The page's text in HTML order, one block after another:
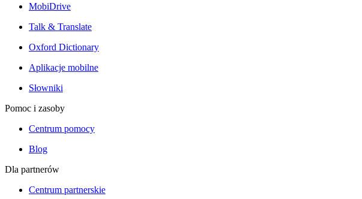
MobiDrive
Talk & Translate
Oxford Dictionary
Aplikacje mobilne
Słowniki
Pomoc i zasoby
Centrum pomocy
Blog
Dla partnerów
Centrum partnerskie